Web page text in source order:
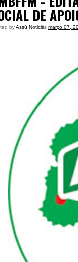
DE
byAssú Noticia
às março 07,